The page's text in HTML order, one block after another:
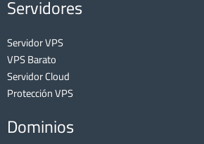
Servidores
Servidor VPS
VPS Barato
Servidor Cloud
Protección VPS
Dominios